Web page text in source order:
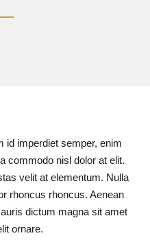
id imperdiet semper, enim
commodo nisl dolor at elit.
velit at elementum. Nulla
rhoncus rhoncus. Aenean
dictum magna sit amet
ornare.